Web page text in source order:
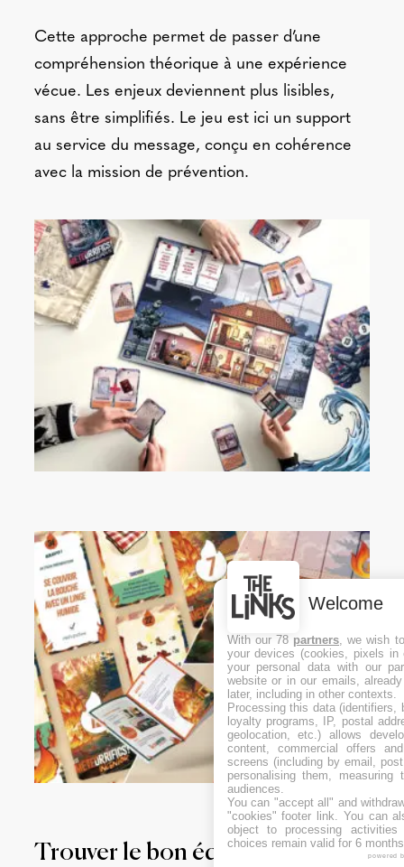
Cette approche permet de passer d’une
compréhension théorique à une expérience
vécue. Les enjeux deviennent plus lisibles,
sans être simplifiés. Le jeu est ici un support
au service du message, conçu en cohérence
avec la mission de prévention.
Trouver le bon équilibre entre
Welcome
With our 78 partners , we wish
your devices (cookies, pixels
your personal data with our
website or in our emails,
later, including in other contexts.
Processing this data (identifiers,
loyalty programs, IP, postal
geolocation, etc.) allows
content, commercial offers
screens (including by email,
personalising them, measuring
audiences.
You can "accept all" and
"cookies" footer link . You can
object to processing
choices remain valid for 6
powered